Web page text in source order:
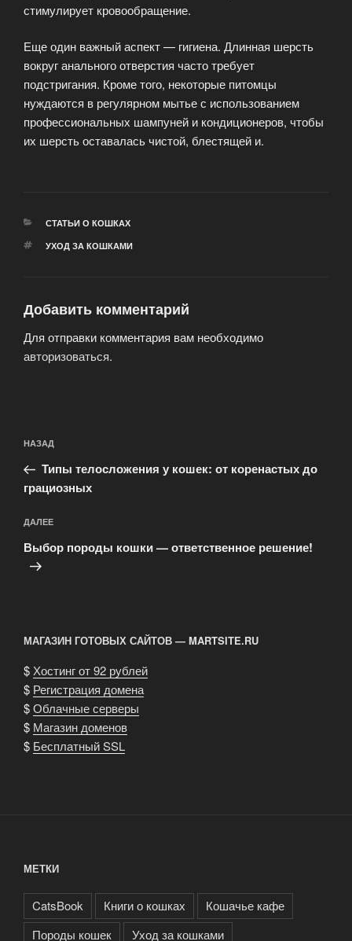
стимулирует кровообращение.
Еще один важный аспект — гигиена. Длинная шерсть
вокруг анального отверстия часто требует
подстригания. Кроме того, некоторые питомцы
нуждаются в регулярном мытье с использованием
профессиональных шампуней и кондиционеров, чтобы
их шерсть оставалась чистой, блестящей и.
РУБРИКИ
СТАТЬИ О КОШКАХ
МЕТКИ
УХОД ЗА КОШКАМИ
Добавить комментарий
Для отправки комментария вам необходимо
авторизоваться.
по
записям
Предыдущая
запись:
НАЗАД
Типы телосложения у кошек: от коренастых до
грациозных
Следующая
запись
ДАЛЕЕ
Выбор породы кошки — ответственное решение!
МАГАЗИН ГОТОВЫХ САЙТОВ — MARTSITE.RU
$Хостинг от 92 рублей
$ Регистрация домена
$Облачные серверы
$ Магазин доменов
$ Бесплатный SSL
МЕТКИ
CatsBook Книги о кошках
Кошачье кафе
Породы кошек
Уход за кошками